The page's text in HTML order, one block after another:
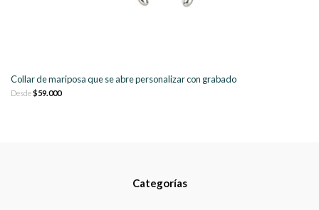
Collar de mariposa que se abre personalizar con grabado
Desde$59.000
Categorías